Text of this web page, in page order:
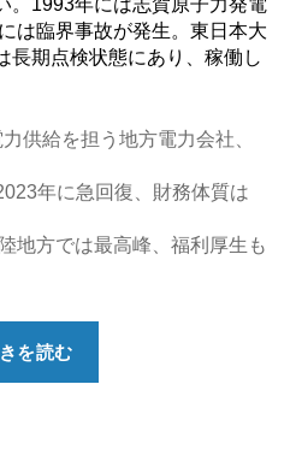
は臨界事故が発生。東日本大
長期点検状態にあり、稼働し
供給を担う地方電力会社、
年に急回復、財務体質は
地方では最高峰、福利厚生も
を読む